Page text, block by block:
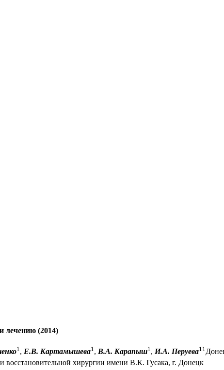
лечению (2014)
1, Е.В. Картамышева1, В.А. Карапыш1, И.А. Перуева11
восстановительной хирургии имени В.К. Гусака, г. Донецк